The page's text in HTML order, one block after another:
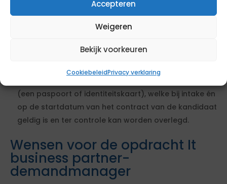
Accepteren
Weigeren
Bekijk voorkeuren
CookiebeleidPrivacy verklaring
Je hebt meerjarige ervaring in het werken in
overheidsland en bij voorkeur bij een grotere
Je bent communicatief vaardig en kunt mensen
overtuigen van jouw standpunt;
(een paspoort of identiteitskaart), welke bij intake én
op de startdatum van het contract van de kandidaat
geldig is en ter controle kan worden overlegd.
Wensen voor de opdracht It
business partner-
demandmanager